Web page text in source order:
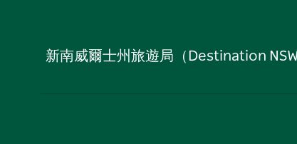
新南威爾士州旅遊局（Destination